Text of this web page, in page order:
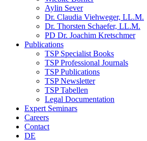
Aylin Sever
Dr. Claudia Viehweger, LL.M.
Dr. Thorsten Schaefer, LL.M.
PD Dr. Joachim Kretschmer
Publications
TSP Specialist Books
TSP Professional Journals
TSP Publications
TSP Newsletter
TSP Tabellen
Legal Documentation
Expert Seminars
Careers
Contact
DE